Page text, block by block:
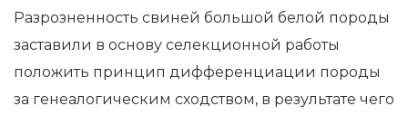
Разрозненность свиней большой белой породы
заставили в основу селекционной работы
положить принцип дифференциации породы
за генеалогическим сходством, в результате чего